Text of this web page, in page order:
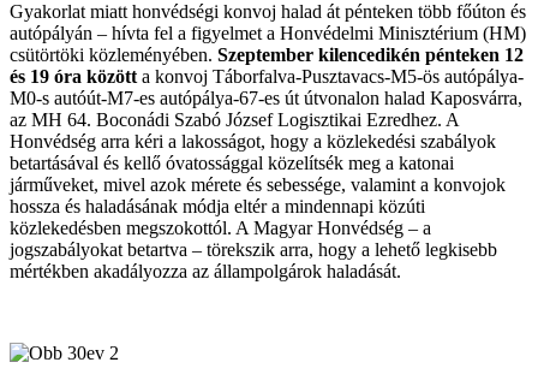
Gyakorlat miatt honvédségi konvoj halad át pénteken több főúton és
autópályán – hívta fel a figyelmet a Honvédelmi Minisztérium (HM)
csütörtöki közleményében. Szeptember kilencedikén pénteken 12
és 19 óra között a konvoj Táborfalva-Pusztavacs-M5-ös autópálya-
M0-s autóút-M7-es autópálya-67-es út útvonalon halad Kaposvárra,
az MH 64. Boconádi Szabó József Logisztikai Ezredhez. A
Honvédség arra kéri a lakosságot, hogy a közlekedési szabályok
betartásával és kellő óvatossággal közelítsék meg a katonai
járműveket, mivel azok mérete és sebessége, valamint a konvojok
hossza és haladásának módja eltér a mindennapi közúti
közlekedésben megszokottól. A Magyar Honvédség – a
jogszabályokat betartva – törekszik arra, hogy a lehető legkisebb
mértékben akadályozza az állampolgárok haladását.